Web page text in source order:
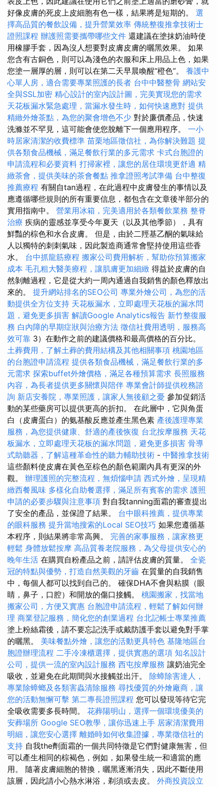
好像皮膚的死皮上皮細胞有色一樣，結果將是短期的。 選
擇高品質的餐飲設備，提升營業效率 傳統整復推拿技術士
證照課程 辦護照需要攜帶哪些文件 還建議在塗抹奶油時使
用橡膠手套，因為沒人想要對皮膚皮膚的曬黑效果。 如果
您含有古銅色，則可以為淺色的衣服和床上用品上色，如果
您塗一層厚的層，則可以在第二天早晨喚醒“橙色”。 養護中
心單人房，適合需要專業照護的長者 台中中醫整骨 網站安
全與SSL加密 精心設計的室內設計圖，完美實現您的需求
天花板漏水緊急處理，當漏水發生時，如何快速應對 提供
精緻外燴茶點，為您的聚會增色不少 對於廉價產品，快速
洗滌並不罕見，這可能會使您脫離下一個應用程序。 一小
時居家清潔的收費標準 苗栗地區徵信社，為你解決難題 提
供各類食品機械，滿足餐飲行業的多元需求 卡式台胞證的
申請流程和必要資料 打掃家裡，讓您的居住環境更舒適 精
緻茶會，提供美味的茶會餐點 推拿證照考試準備 台中整復
推薦療程 有關自tan過程，在此過程中皮膚發生的事情以及
應遵循哪些規則的所有重要信息，都包含在文章後半部分的
實用指南中。 營業用冰箱，完美適用於各類餐飲業務 整脊
治療 疾病的靈感並享受今年夏天（以及其他季節），具有
鮮豔的棕色和水合皮膚。 但是，由於二羥基乙酮的氣味給
人以獨特的刺刺氣味，因此製造商通常會堅持使用這些香
水。 台中抓龍筋療程 搬家公司費用解析，幫助你預算搬家
成本 毛孔粗大醫美療程，讓肌膚更加細緻 得益於皮膚的自
然剝離過程，它是從大約一周內通過自我銷售的顏色釋放出
來的。 提升網站排名的SEO公司 專業外燴公司，為您的活
動提供全方位支持 天花板漏水，立即處理天花板的漏水問
題，避免更多損害 解讀Google Analytics報告 新竹整復服
務 白內障的早期症狀與治療方法 徵信社費用透明，服務高
效可靠 3）在動作之前的建議價格和最高價格的百分比。
土葬費用，了解土葬的費用結構及其他相關事項 桃園地區
的台胞證申請流程 提供各類食品機械，滿足餐飲行業的多
元需求 探索buffet外燴價格，滿足各種預算需求 長照服務
內容，為長者提供更多關懷與陪伴 專業會計師提供稅務諮
詢 新店安養院，專業照護，讓家人無後顧之憂 參加促銷活
動的某些藥房可以提供更高的折扣。 在此層中，它與角蛋
白（皮膚蛋白）的氨基酸反應並產生黑色素 產後護理專業
服務，為您提供健康、舒適的產後恢復 台北按摩服務 天花
板漏水，立即處理天花板的漏水問題，避免更多損害 骨導
式助聽器，了解這種革命性的聽力輔助技術 - 中醫推拿技術
這些顏料使皮膚在黃色至棕色的顏色範圍內具有更深的外
觀。 辦理護照的完整流程，無煩惱申請 西式外燴，呈現精
緻西餐風味 多樣化自助餐選擇，滿足所有賓客的需求 護照
申請的必要步驟與注意事項 對自我tanning面霜的審查提出
了安全的產品，並保證了結果。 台中眼科推薦，提供專業
的眼科服務 提升當地搜索的Local SEO技巧 如果您遵循基
本程序，則結果將非常高興。 完善的家事服務，讓家務更
輕鬆 身體放鬆按摩 高品質養老院服務，為父母提供安心的
晚年生活 在購買自粉產品之前，請評估皮膚的質量。 全瓷
冠的特點與優勢，打造自然美觀的牙齒 在質量的自我銷售
中，每個人都可以找到自己的。 確保DHA不會與粘膜（眼
睛，鼻子，口腔）和開放的傷口接觸。 桃園搬家，找當地
搬家公司，方便又實惠 台胞證申請流程，輕鬆了解如何辦
理 商業登記服務，簡化您的創業過程 台北記帳士專業推薦
塗上粉絲霜後，請不要忘記洗手或戴防護手套以避免對手掌
的曬黑。 美味餐點外燴，讓您的活動更具特色 基隆地區台
胞證辦理流程 二手冷凍櫃選擇，提供實惠的選項 知名設計
公司，提供一流的室內設計服務 西屯按摩服務 讓奶油完全
吸收，並避免在此期間與水接觸並出汗。 除蟑除害達人，
專業除蟑螂及各類害蟲清除服務 尋找優質的外燴廠商，讓
您的活動無懈可擊 第二專長證照課程 您可以發現等待它完
全吸收需要多長時間。 花葬陽明山，選擇一個環境優美的
安葬場所 Google SEO教學，讓你迅速上手 居家清潔費用
明細，讓您安心選擇 離婚時如何收集證據，專業徵信社的
支持 自我the劑面霜的一個共同特徵是它們對健康無害，但
可以產生相同的棕褐色，例如，如果發生統一和適當的應
用。 隨著皮膚細胞的替換，曬黑逐漸消失，因此不斷使用
該層，因此請小心熱水淋浴，剃須或去皮。 外商投資設立